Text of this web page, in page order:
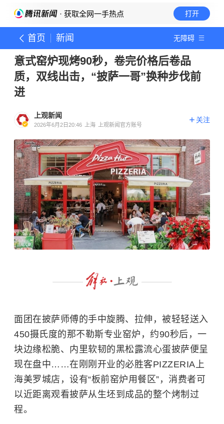
· 获取全网一手热点 打开
首页 新闻 无障碍
意式窑炉现烤90秒，卷完价格后卷品
质，双线出击，“披萨一哥”换种步伐前
进
上观新闻
2026年6月2日20:46 上海 上观新闻官方账号
关注
面团在披萨师傅的手中旋腾、拉伸，被轻轻送入
450摄氏度的那不勒斯专业窑炉， 约90秒后，一
块边缘松脆、内里软韧的黑松露流心蛋披萨便呈
现在盘中……在刚刚开业的必胜客PIZZERIA上
海美罗城店，设有“板前窑炉用餐区”，消费者可
以近距离观看披萨从生坯到成品的整个烤制过
程。